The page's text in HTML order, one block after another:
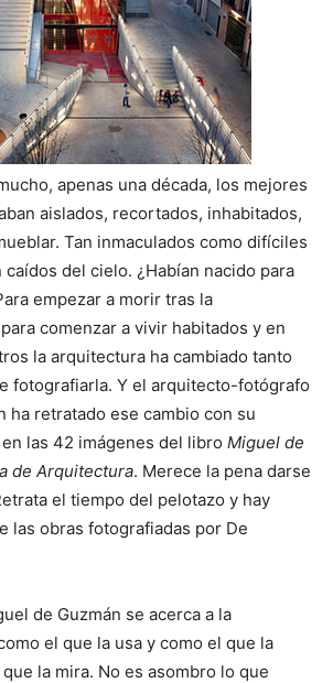
apenas una década, los mejores
aislados, recortados, inhabitados,
Tan inmaculados como difíciles
del cielo. ¿Habían nacido para
empezar a morir tras la
comenzar a vivir habitados y en
la arquitectura ha cambiado tanto
fotografiarla. Y el arquitecto-fotógrafo
ha retratado ese cambio con su
las 42 imágenes del libro Miguel de
de Arquitectura. Merece la pena darse
el tiempo del pelotazo y hay
las obras fotografiadas por De
de Guzmán se acerca a la
el que la usa y como el que la
la mira. No es asombro lo que